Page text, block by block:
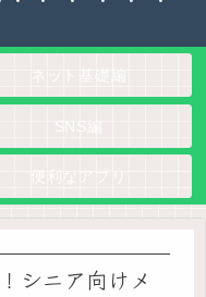
シニア向けメ